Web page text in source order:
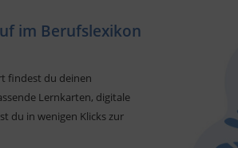
im Berufslexikon
findest du deinen
Lernkarten, digitale
du in wenigen Klicks zur